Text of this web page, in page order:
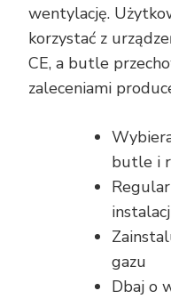
wentylację.
korzystać z
CE, a butle
zaleceniami
butle i
gazu
Dbaj o